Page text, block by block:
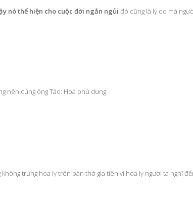
nó thể hiện cho cuộc đời ngắn ngủi đó cũng là lý do mà
nên cúng ông Táo: Hoa phù dung
trưng hoa ly trên bàn thờ gia tiên vì hoa ly người ta nghĩ